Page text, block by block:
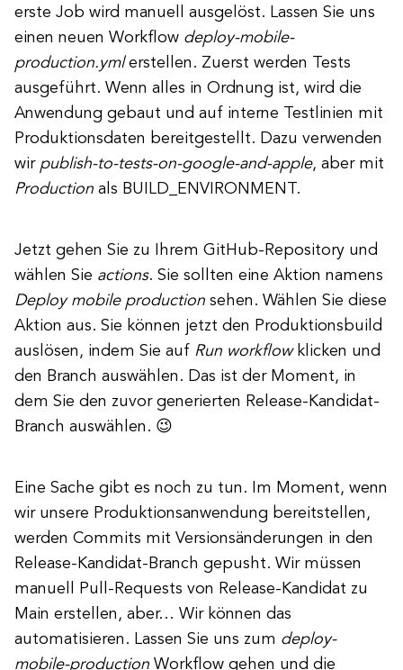
erste Job wird manuell ausgelöst. Lassen Sie uns
einen neuen Workflow deploy-mobile-
production.ymlerstellen. Zuerst werden Tests
ausgeführt. Wenn alles in Ordnung ist, wird die
Anwendung gebaut und auf interne Testlinien mit
Produktionsdaten bereitgestellt. Dazu verwenden
wir publish-to-tests-on-google-and-apple, aber mit
Production als BUILD_ENVIRONMENT.
Jetzt gehen Sie zu Ihrem GitHub-Repository und
wählen Sie actions. Sie sollten eine Aktion namens
Deploy mobile production sehen. Wählen Sie diese
Aktion aus. Sie können jetzt den Produktionsbuild
auslösen, indem Sie auf Run workflowklicken und
den Branch auswählen. Das ist der Moment, in
dem Sie den zuvor generierten Release-Kandidat-
Branch auswählen. 😉
Eine Sache gibt es noch zu tun. Im Moment, wenn
wir unsere Produktionsanwendung bereitstellen,
werden Commits mit Versionsänderungen in den
Release-Kandidat-Branch gepusht. Wir müssen
manuell Pull-Requests von Release-Kandidat zu
Main erstellen, aber… Wir können das
automatisieren. Lassen Sie uns zum deploy-
mobile-production Workflow gehen und die